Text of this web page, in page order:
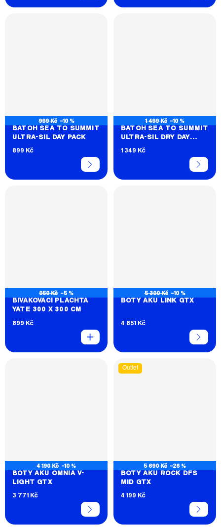
999 Kč –10 %
BATOH SEA TO SUMMIT
ULTRA-SIL DAY PACK
899 Kč
1 499 Kč –10 %
BATOH SEA TO SUMMIT
ULTRA-SIL DRY DAY
1 349 Kč
950 Kč –5 %
BIVAKOVACÍ PLACHTA
YATE 300 X 300 CM
899 Kč
5 390 Kč –10 %
BOTY AKU LINK GTX
4 851 Kč
4 190 Kč –10 %
BOTY AKU OMNIA V-
LIGHT GTX
3 771 Kč
Outlet
5 690 Kč –26 %
BOTY AKU ROCK DFS
MID GTX
4 199 Kč